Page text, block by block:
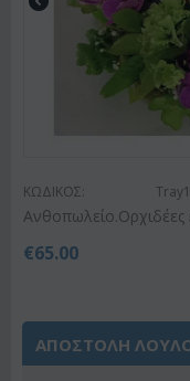
ΚΩΔΙΚΟΣ: Tray1
Ανθοπωλείο.Ορχιδέες
€65.00
ΑΠΟΣΤΟΛΗ